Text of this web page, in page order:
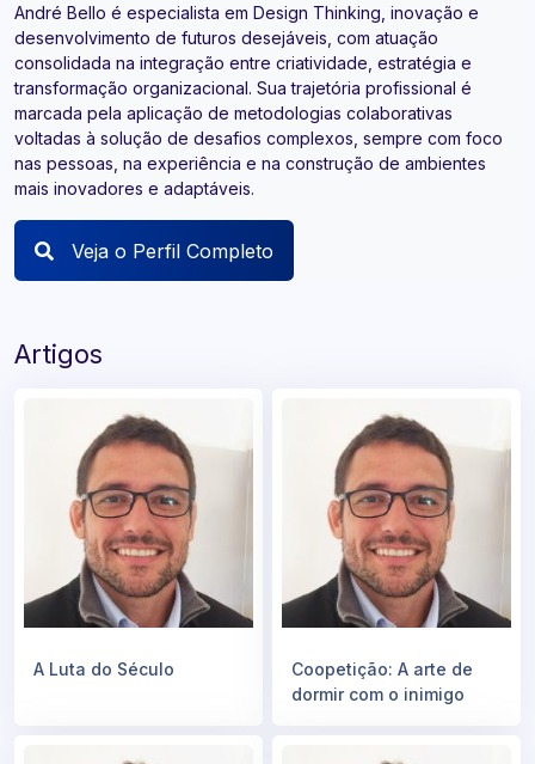
André Bello é especialista em Design Thinking, inovação e
desenvolvimento de futuros desejáveis, com atuação
consolidada na integração entre criatividade, estratégia e
transformação organizacional. Sua trajetória profissional é
marcada pela aplicação de metodologias colaborativas
voltadas à solução de desafios complexos, sempre com foco
nas pessoas, na experiência e na construção de ambientes
mais inovadores e adaptáveis.
Veja o Perfil Completo
Artigos
A Luta do Século
Coopetição: A arte de
dormir com o inimigo